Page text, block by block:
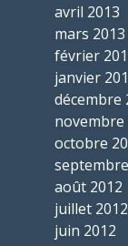
avril 2013
mars 2013
février
janvier
décembre
novembre
octobre
août 2012
juillet 2012
juin 2012